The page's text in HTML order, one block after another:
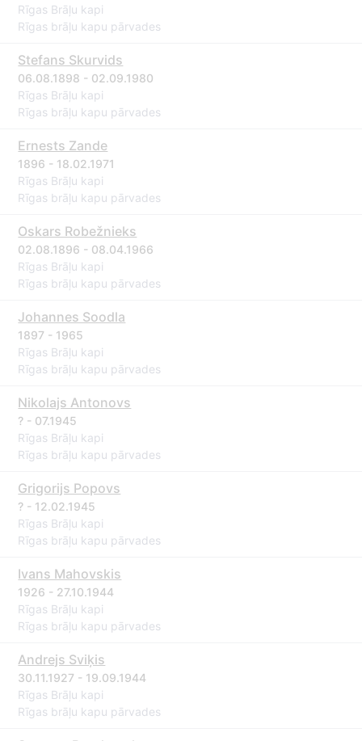
Rīgas Brāļu kapi
Rīgas brāļu kapu pārvades
Stefans Skurvids
06.08.1898 - 02.09.1980
Rīgas Brāļu kapi
Rīgas brāļu kapu pārvades
Ernests Zande
1896 - 18.02.1971
Rīgas Brāļu kapi
Rīgas brāļu kapu pārvades
Oskars Robežnieks
02.08.1896 - 08.04.1966
Rīgas Brāļu kapi
Rīgas brāļu kapu pārvades
Johannes Soodla
1897 - 1965
Rīgas Brāļu kapi
Rīgas brāļu kapu pārvades
Nikolajs Antonovs
? - 07.1945
Rīgas Brāļu kapi
Rīgas brāļu kapu pārvades
Grigorijs Popovs
? - 12.02.1945
Rīgas Brāļu kapi
Rīgas brāļu kapu pārvades
Ivans Mahovskis
1926 - 27.10.1944
Rīgas Brāļu kapi
Rīgas brāļu kapu pārvades
Andrejs Sviķis
30.11.1927 - 19.09.1944
Rīgas Brāļu kapi
Rīgas brāļu kapu pārvades